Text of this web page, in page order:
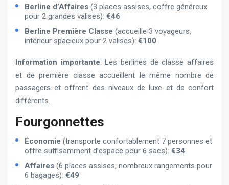
Berline d’Affaires (3 places assises, coffre généreux
pour 2 grandes valises): €46
Berline Première Classe (accueille 3 voyageurs,
intérieur spacieux pour 2 valises): €100
Information importante: Les berlines de classe affaires
et de première classe accueillent le même nombre de
passagers et offrent des niveaux de luxe et de confort
différents.
Fourgonnettes
Économie (transporte confortablement 7 personnes et
offre suffisamment d’espace pour 6 sacs): €34
Affaires (6 places assises, nombreux rangements pour
6 bagages): €49